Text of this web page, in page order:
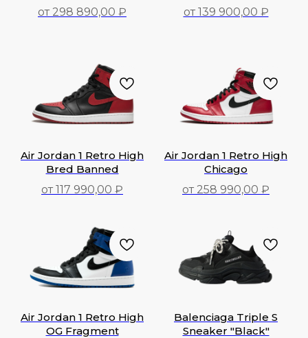
от 298 890,00 ₽ от 139 900,00 ₽
Air Jordan 1 Retro High
Bred Banned
от 117 990,00 ₽
Air Jordan 1 Retro High
Chicago
от 258 990,00 ₽
Air Jordan 1 Retro High
OG Fragment
Balenciaga Triple S
Sneaker "Black"